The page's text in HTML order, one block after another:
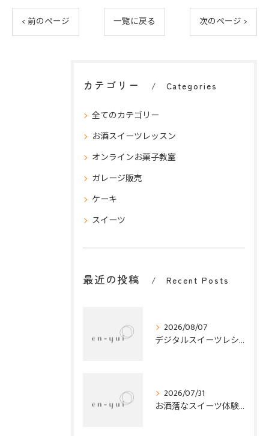
< 前のページ 一覧に戻る 次のページ >
カテゴリー Categories
全てのカテゴリー
お酒スイーツレッスン
オンラインお菓子教室
ガレージ販売
ケーキ
スイーツ
最近の投稿 Recent Posts
2026/08/07
デジタルスイーツレシピ紹介で家にある材料と簡単工程で夏を彩るお菓子作り
2026/07/31
お洒落なスイーツ体験オンラインで兵庫県平野の話題菓子とオンラインお菓子教室を満喫する方法